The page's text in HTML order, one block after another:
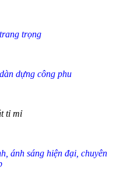
trọng
dựng công phu
tỉ mỉ
ánh sáng hiện đại, chuyên